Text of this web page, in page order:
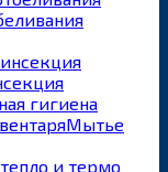
гигиена
Мытье